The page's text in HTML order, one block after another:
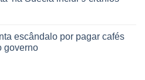
escândalo por pagar cafés
governo